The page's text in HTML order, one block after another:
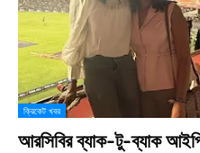
ক্রিকেট খবর
আরসিবির ব্যাক-টু-ব্যাক